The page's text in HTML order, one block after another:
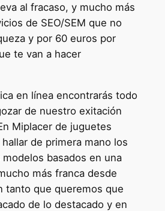
al fracaso, y mucho más
de SEO/SEM que no
y por 60 euros por
te van a hacer
en línea encontrarás todo
de nuestro exitación
Miplacer de juguetes
de primera mano los
basados en una
más franca desde
tanto que queremos que
de lo destacado y en